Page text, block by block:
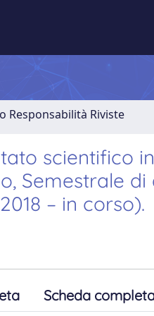
Responsabilità Riviste
scientifico
Semestrale
– in corso).
Scheda